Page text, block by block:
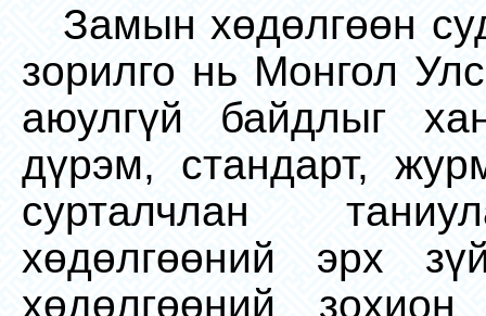
Замын хөдөлгөөн
зорилго нь Монгол
аюулгүй байдлыг
дүрэм, стандарт,
сурталчлан
хөдөлгөөний эрх
хөдөлгөөний